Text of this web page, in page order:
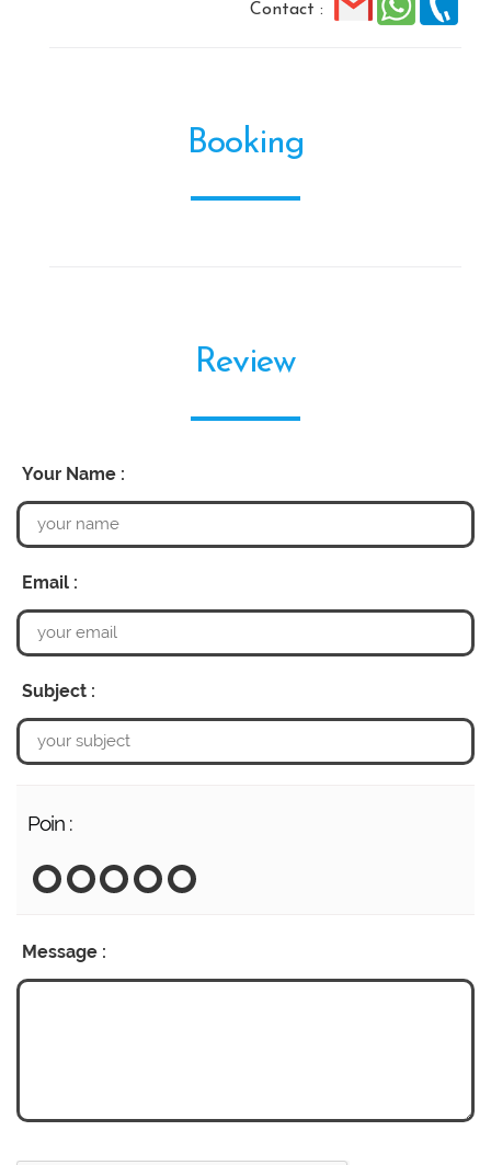
Contact :
Booking
Review
Your Name :
Email :
Subject :
Poin :
Message :